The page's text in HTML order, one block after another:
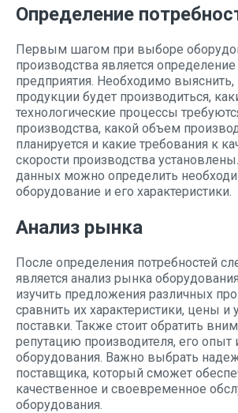
Определение
Первым шагом при выборе
производства является определение
предприятия. Необходимо выяснить,
продукции будет производиться,
технологические процессы
производства, какой объем
планируется и какие требования к
скорости производства
данных можно определить
оборудование и его характеристики.
Анализ рынка
После определения потребностей
является анализ рынка
изучить предложения различных
сравнить их характеристики, цены и
поставки. Также стоит обратить
репутацию производителя, его опыт
оборудования. Важно выбрать
поставщика, который сможет
качественное и своевременное
оборудования.